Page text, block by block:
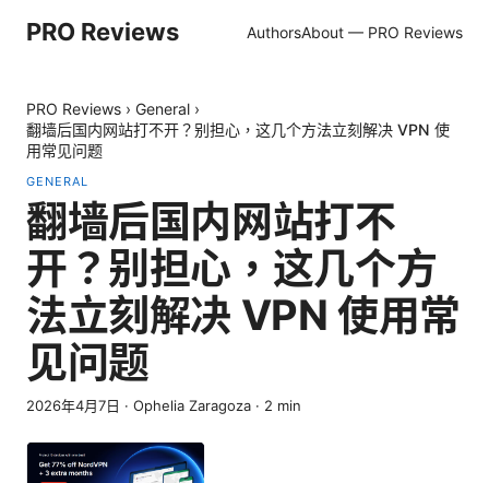
PRO Reviews AuthorsAbout — PRO Reviews
PRO Reviews › General ›
翻墙后国内网站打不开？别担心，这几个方法立刻解决 VPN 使
用常见问题
GENERAL
翻墙后国内网站打不
开？别担心，这几个方
法立刻解决 VPN 使用常
见问题
2026年4月7日 · Ophelia Zaragoza · 2 min